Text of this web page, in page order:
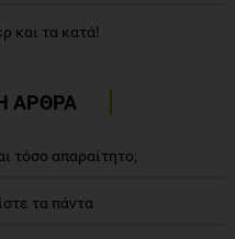
και τα κατά!
ΑΡΘΡΑ
τόσο απαραίτητο;
τα πάντα